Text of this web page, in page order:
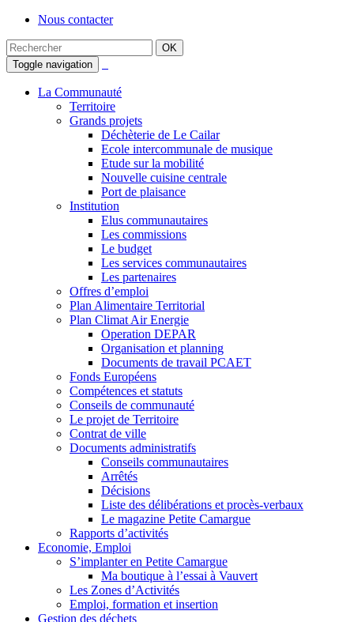
Nous contacter
Toggle navigation
La Communauté
Territoire
Grands projets
Déchèterie de Le Cailar
Ecole intercommunale de musique
Etude sur la mobilité
Nouvelle cuisine centrale
Port de plaisance
Institution
Elus communautaires
Les commissions
Le budget
Les services communautaires
Les partenaires
Offres d’emploi
Plan Alimentaire Territorial
Plan Climat Air Energie
Operation DEPAR
Organisation et planning
Documents de travail PCAET
Fonds Européens
Compétences et statuts
Conseils de communauté
Le projet de Territoire
Contrat de ville
Documents administratifs
Conseils communautaires
Arrêtés
Décisions
Liste des délibérations et procès-verbaux
Le magazine Petite Camargue
Rapports d’activités
Economie, Emploi
S’implanter en Petite Camargue
Ma boutique à l’essai à Vauvert
Les Zones d’Activités
Emploi, formation et insertion
Gestion des déchets